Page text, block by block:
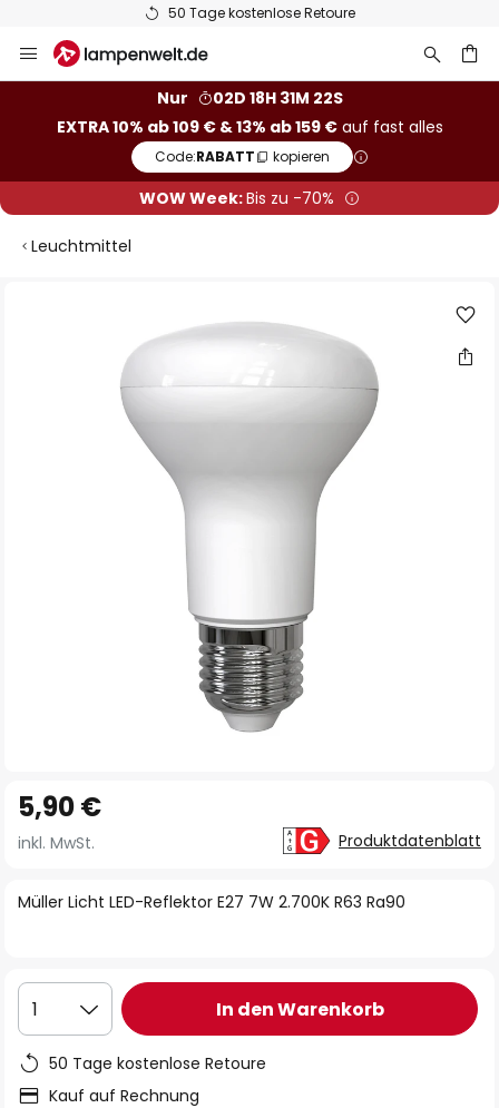
50 Tage kostenlose Retoure
Inhalt
Nur
02D 18H 31M 21S
EXTRA 10% ab 109 € & 13% ab 159 €auf fast alles
Code:RABATT kopieren
WOW Week:Bis zu -70%
Leuchtmittel
Anfang
der
springen
Müller Licht LED-Reflektor E27 7W 2.700K R63 Ra90
5,90 €
inkl. MwSt. Produktdatenblatt
1 In den Warenkorb
50 Tage kostenlose Retoure
Kauf auf Rechnung